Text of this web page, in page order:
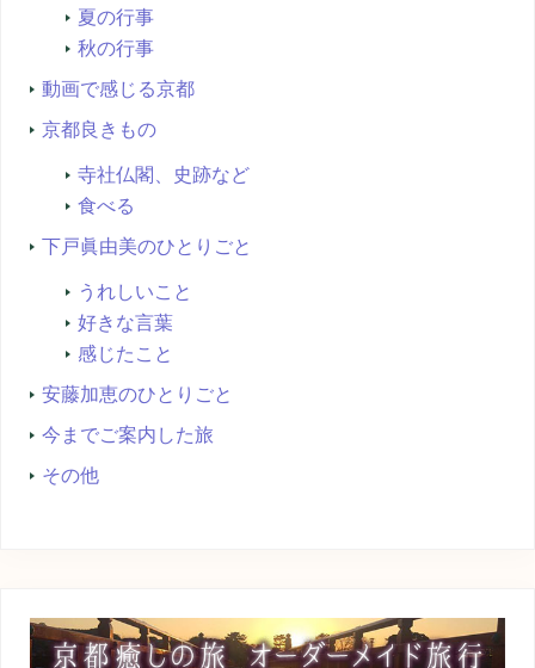
夏の行事
秋の行事
動画で感じる京都
京都良きもの
寺社仏閣、史跡など
食べる
下戸眞由美のひとりごと
うれしいこと
好きな言葉
感じたこと
安藤加恵のひとりごと
今までご案内した旅
その他